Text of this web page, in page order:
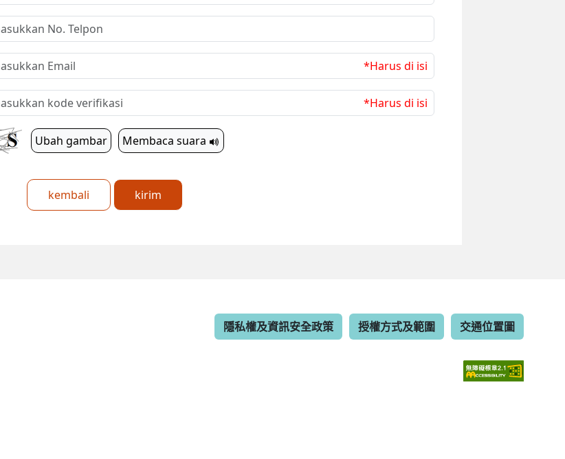
*Harus di isi
*Harus di isi
Ubah gambar Membaca suara
kembali kirim
隱私權及資訊安全政策 授權方式及範圍 交通位置圖